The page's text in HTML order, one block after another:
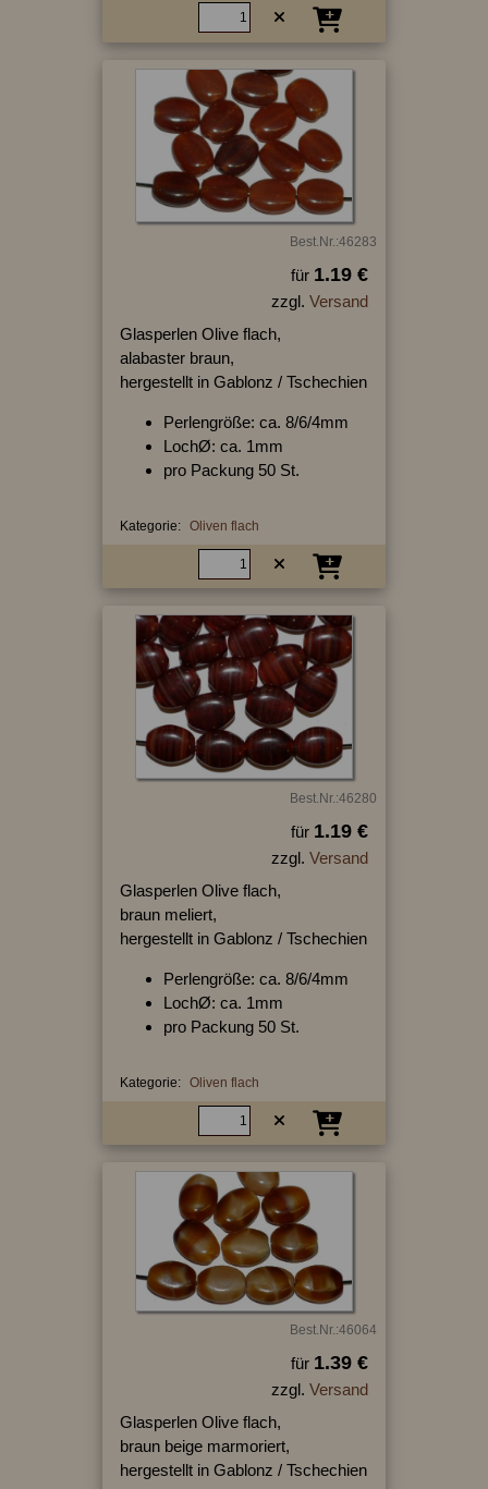
Best.Nr.:46283
für 1.19 €
zzgl. Versand
Glasperlen Olive flach,
alabaster braun,
hergestellt in Gablonz / Tschechien
Perlengröße: ca. 8/6/4mm
LochØ: ca. 1mm
pro Packung 50 St.
Kategorie: Oliven flach
Best.Nr.:46280
für 1.19 €
zzgl. Versand
Glasperlen Olive flach,
braun meliert,
hergestellt in Gablonz / Tschechien
Perlengröße: ca. 8/6/4mm
LochØ: ca. 1mm
pro Packung 50 St.
Kategorie: Oliven flach
Best.Nr.:46064
für 1.39 €
zzgl. Versand
Glasperlen Olive flach,
braun beige marmoriert,
hergestellt in Gablonz / Tschechien